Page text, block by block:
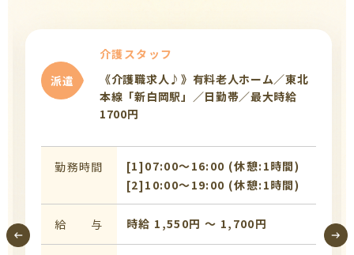
派遣
介護スタッフ
《介護職求人♪》有料老人ホーム／東北
本線「新白岡駅」／日勤帯／最大時給
1700円
勤務時間
[1]07:00〜16:00 (休憩:1時間)
[2]10:00〜19:00 (休憩:1時間)
給 与 時給 1,550円 〜 1,700円